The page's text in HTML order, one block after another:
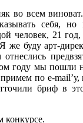
во всем
себя,
человек, 21
же буду арт-
году мы пошли
по e-
бриф в
конкурсе.